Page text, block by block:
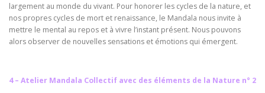
largement au monde du vivant. Pour honorer les cycles de la nature, et
nos propres cycles de mort et renaissance, le Mandala nous invite à
mettre le mental au repos et à vivre l’instant présent. Nous pouvons
alors observer de nouvelles sensations et émotions qui émergent.
4 – Atelier Mandala Collectif avec des éléments de la Nature n° 2